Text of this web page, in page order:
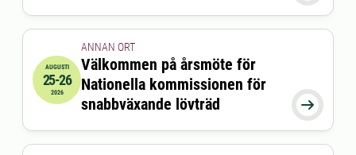
2026-08-25 11:30:00till2026-08-26 13:00:00
AUGUSTI
25-26
2026

ANNAN ORT
Välkommen på årsmöte för
Nationella kommissionen för
snabbväxande lövträd